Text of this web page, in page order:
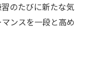
のたびに新たな気
ンスを一段と高め